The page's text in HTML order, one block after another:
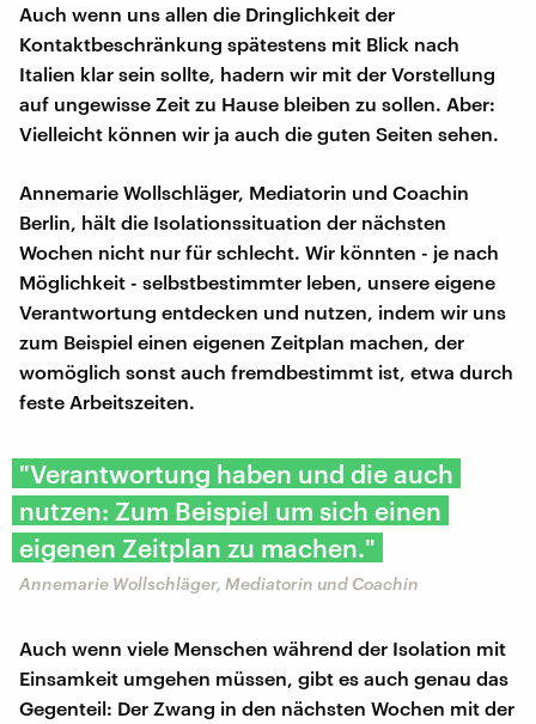
Auch wenn uns allen die Dringlichkeit der
Kontaktbeschränkung spätestens mit Blick nach
Italien klar sein sollte, hadern wir mit der Vorstellung
auf ungewisse Zeit zu Hause bleiben zu sollen. Aber:
Vielleicht können wir ja auch die guten Seiten sehen.
Annemarie Wollschläger, Mediatorin und Coachin
Berlin, hält die Isolationssituation der nächsten
Wochen nicht nur für schlecht. Wir könnten - je nach
Möglichkeit - selbstbestimmter leben, unsere eigene
Verantwortung entdecken und nutzen, indem wir uns
zum Beispiel einen eigenen Zeitplan machen, der
womöglich sonst auch fremdbestimmt ist, etwa durch
feste Arbeitszeiten.
"Verantwortung haben und die auch
nutzen: Zum Beispiel um sich einen
eigenen Zeitplan zu machen."
Annemarie Wollschläger, Mediatorin und Coachin
Auch wenn viele Menschen während der Isolation mit
Einsamkeit umgehen müssen, gibt es auch genau das
Gegenteil: Der Zwang in den nächsten Wochen mit der